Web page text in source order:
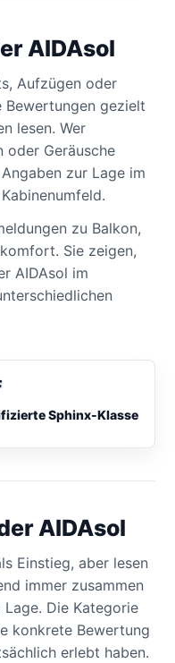
AIDAsol
Aufzügen oder
gezielt
lesen. Wer
oder Geräusche
zur Lage im
zu Balkon,
Sie zeigen,
AIDAsol im
Sphinx-Klasse
AIDAsol
Einstieg, aber lesen
immer zusammen
Die Kategorie
konkrete Bewertung
erlebt haben.